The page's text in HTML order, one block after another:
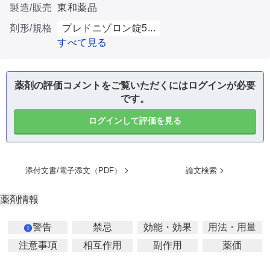
製造/販売 東和薬品
剤形/規格
プレドニゾロン錠5...
すべて見る
薬剤の評価コメントをご覧いただくにはログインが必要
です。
ログインして評価を見る
添付文書/電子添文（PDF） 論文検索
薬剤情報
警告 禁忌 効能・効果
用法・用量
注意事項
相互作用 副作用 薬価